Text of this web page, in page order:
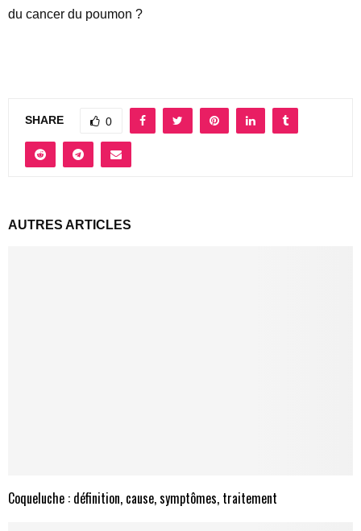
du cancer du poumon ?
SHARE 0
AUTRES ARTICLES
Coqueluche : définition, cause, symptômes, traitement